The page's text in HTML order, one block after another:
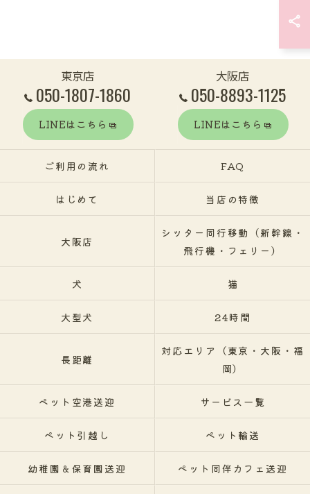
東京店
050-1807-1860
LINEはこちら
大阪店
050-8893-1125
LINEはこちら
ご利用の流れ FAQ
はじめて 当店の特徴
大阪店
シッター同行移動（新幹線・
飛行機・フェリー）
犬 猫
大型犬 24時間
長距離
対応エリア（東京・大阪・福
岡）
ペット空港送迎 サービス一覧
ペット引越し ペット輸送
幼稚園＆保育園送迎 ペット同伴カフェ送迎